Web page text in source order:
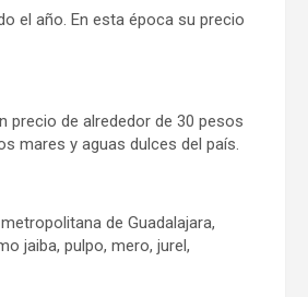
el año. En esta época su precio
precio de alrededor de 30 pesos
mares y aguas dulces del país.
de Guadalajara,
jaiba, pulpo, mero, jurel,